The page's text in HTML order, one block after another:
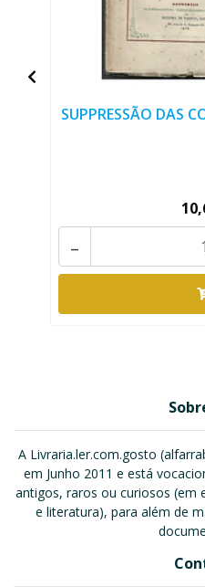
SUPPRESSÃO DAS
-
A Livraria.ler.com.gosto
em Junho 2011 e está
antigos, raros ou curiosos (em
e literatura), para além de